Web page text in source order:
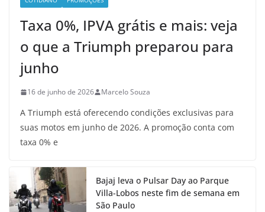
Taxa 0%, IPVA grátis e mais: veja
o que a Triumph preparou para
junho
16 de junho de 2026 Marcelo Souza
A Triumph está oferecendo condições exclusivas para
suas motos em junho de 2026. A promoção conta com
taxa 0% e
Bajaj leva o Pulsar Day ao Parque
Villa-Lobos neste fim de semana em
São Paulo